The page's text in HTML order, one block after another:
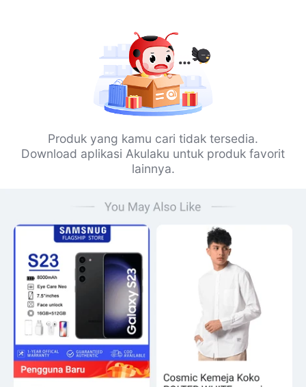
Produk yang kamu cari tidak tersedia.
Download aplikasi Akulaku untuk produk favorit
lainnya.